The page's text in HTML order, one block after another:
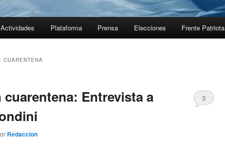
Actividades Plataforma Prensa Elecciones Frente Patriota
CUARENTENA
Entrevista a
Redaccion
3